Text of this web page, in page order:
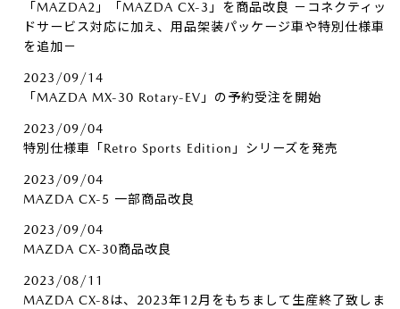
「MAZDA2」「MAZDA CX-3」を商品改良 －コネクティッ
ドサービス対応に加え、用品架装パッケージ車や特別仕様車
を追加－
2023/09/14
「MAZDA MX-30 Rotary-EV」の予約受注を開始
2023/09/04
特別仕様車「Retro Sports Edition」シリーズを発売
2023/09/04
MAZDA CX-5 一部商品改良
2023/09/04
MAZDA CX-30商品改良
2023/08/11
MAZDA CX-8は、2023年12月をもちまして生産終了致しま